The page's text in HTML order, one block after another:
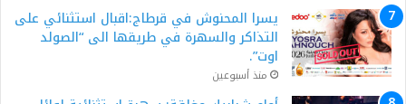
يسرا المحنوش في قرطاج:اقبال استثنائي على
التذاكر والسهرة في طريقها الى “الصولد
اوت”.
منذ أسبوعين